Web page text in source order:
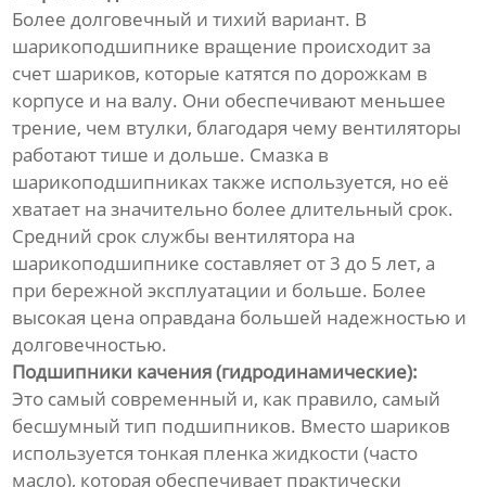
Более долговечный и тихий вариант. В
шарикоподшипнике вращение происходит за
счет шариков, которые катятся по дорожкам в
корпусе и на валу. Они обеспечивают меньшее
трение, чем втулки, благодаря чему вентиляторы
работают тише и дольше. Смазка в
шарикоподшипниках также используется, но её
хватает на значительно более длительный срок.
Средний срок службы вентилятора на
шарикоподшипнике составляет от 3 до 5 лет, а
при бережной эксплуатации и больше. Более
высокая цена оправдана большей надежностью и
долговечностью.
Подшипники качения (гидродинамические):
Это самый современный и, как правило, самый
бесшумный тип подшипников. Вместо шариков
используется тонкая пленка жидкости (часто
масло), которая обеспечивает практически